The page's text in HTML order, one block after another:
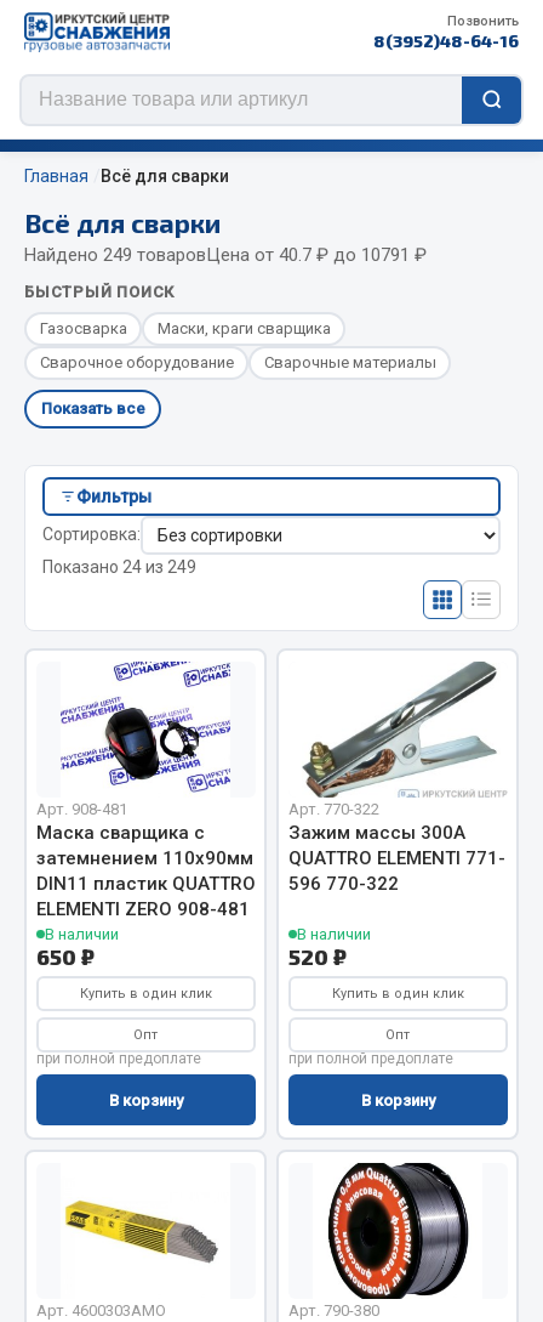
Позвонить
8(3952)48-64-16
Цепи противоскольжения
ЦЕПИ РОССИЯ
ЦЕПИ BOHU (Китай)
Изготовление цепей на колеса BOHU
QITONG
Весь раздел
Отопители салона, подогреватели
Жидкостные подогреватели
Отопители салона
Подогреватели тосола
Весь раздел
Автотовары
Автозвук
Автокаталоги
Аксессуары автомобильные
Аптечки и знаки автомобильные
Брызговики
Вентиляторы кабины
Вымпела
Показать ещё
Весь раздел
Главная Всё для сварки
Всё для сварки
Найдено 249 товаровЦена от 40.7 ₽ до 10791 ₽
БЫСТРЫЙ ПОИСК
Газосварка
Маски, краги сварщика
Сварочное оборудование
Сварочные материалы
Показать все
Фильтры
Сортировка:
Показано 24 из 249
Арт. 908-481
Маска сварщика с
затемнением 110х90мм
DIN11 пластик QUATTRO
ELEMENTI ZERO 908-481
В наличии
650 ₽
Купить в один клик
Опт
при полной предоплате
В корзину
Арт. 770-322
Зажим массы 300А
QUATTRO ELEMENTI 771-
596 770-322
В наличии
520 ₽
Купить в один клик
Опт
при полной предоплате
В корзину
Арт. 4600303АМО Арт. 790-380